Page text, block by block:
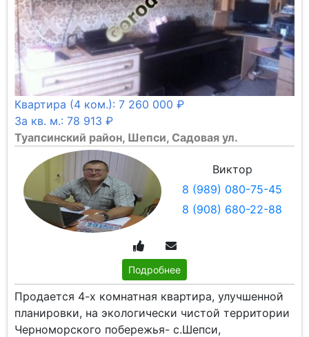
Квартира (4 ком.): 7 260 000 ₽
За кв. м.: 78 913 ₽
Туапсинский район, Шепси, Садовая ул.
Виктор
8 (989) 080-75-45
8 (908) 680-22-88
Подробнее
Продается 4-х комнатная квартира, улучшенной
планировки, на экологически чистой территории
Черноморского побережья- с.Шепси,